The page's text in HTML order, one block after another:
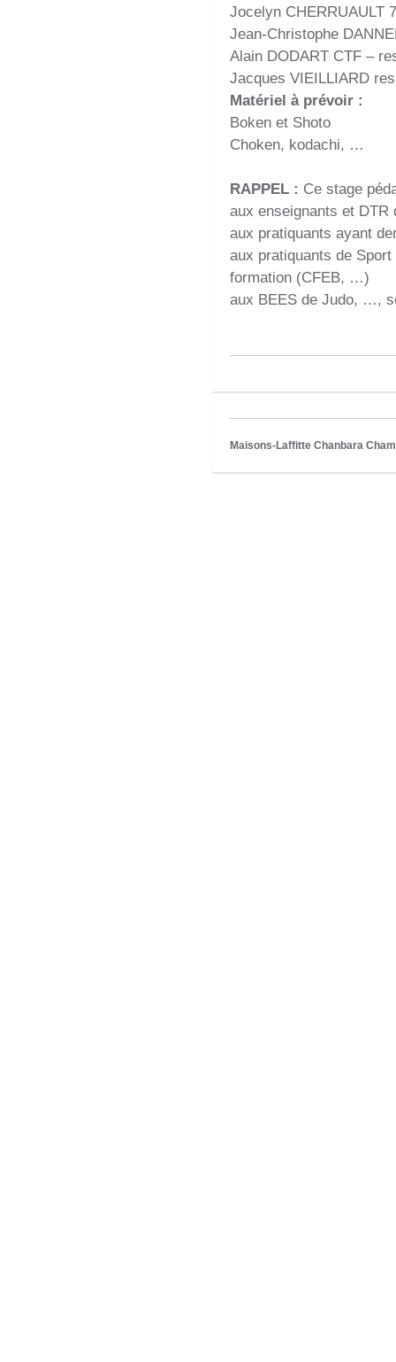
Jocelyn CHERRUAULT
Jean-Christophe
Alain DODART CTF –
Jacques VIEILLIARD
Matériel à prévoir :
Boken et Shoto
Choken, kodachi, …
RAPPEL : Ce stage
aux enseignants et DTR
aux pratiquants ayant
aux pratiquants de
formation (CFEB, …)
aux BEES de Judo, …,
Maisons-Laffitte Chanbara